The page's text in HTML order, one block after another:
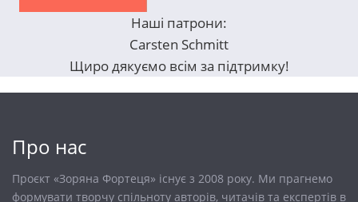
Наші патрони:
Carsten Schmitt
Щиро дякуємо всім за підтримку!
Про нас
Проєкт «Зоряна Фортеця» існує з 2008 року. Ми прагнемо
формувати творчу спільноту авторів, читачів та експертів в